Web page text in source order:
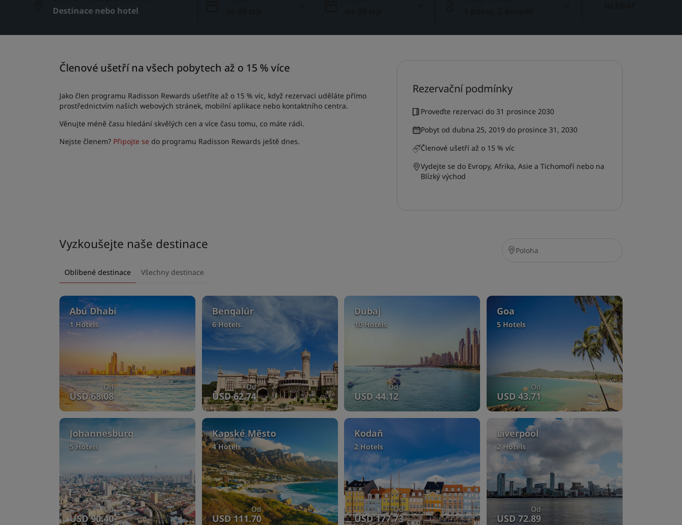
Členové ušetří na všech pobytech až o 15 % více
Jako člen programu Radisson Rewards ušetříte až o 15 % víc, když rezervaci uděláte přímo
prostřednictvím našich webových stránek, mobilní aplikace nebo kontaktního centra.
Věnujte méně času hledání skvělých cen a více času tomu, co máte rádi.
Nejste členem? Připojte se do programu Radisson Rewards ještě dnes.
Rezervační podmínky
Proveďte rezervaci do 31 prosince 2030
Pobyt od dubna 25, 2019 do prosince 31, 2030
Členové ušetří až o 15 % víc
Vydejte se do Evropy, Afrika, Asie a Tichomoří nebo na
Blízký východ
Vyzkoušejte naše destinace
Oblíbené destinace Všechny destinace
Abú Dhabí
1 Hotels
Od
USD 68.08
Bengalúr
6 Hotels
Od
USD 62.74
Dubaj
10 Hotels
Od
USD 44.12
Goa
5 Hotels
Od
USD 43.71
Johannesburg
5 Hotels
Od
USD 90.40
Kapské Město
4 Hotels
Od
USD 111.70
Kodaň
2 Hotels
Od
USD 177.73
Liverpool
2 Hotels
Od
USD 72.89